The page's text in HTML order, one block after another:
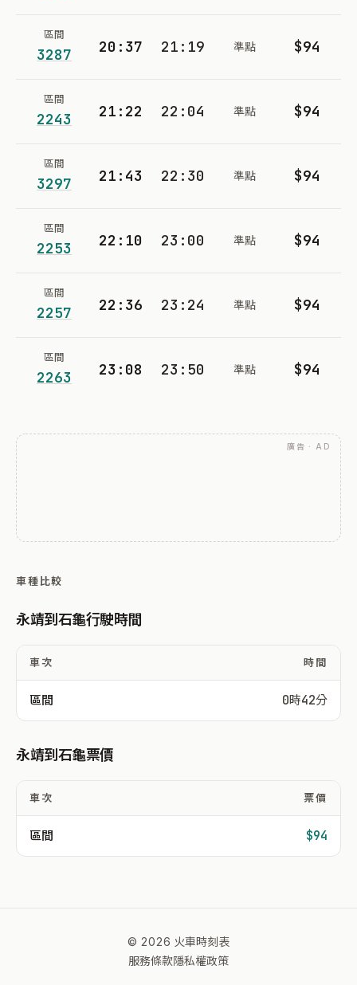
區間
3287 20:37 21:19 準點 $94
區間
2243 21:22 22:04 準點 $94
區間
3297 21:43 22:30 準點 $94
區間
2253 22:10 23:00 準點 $94
區間
2257 22:36 23:24 準點 $94
區間
2263 23:08 23:50 準點 $94
廣告 · AD
車種比較
永靖到石龜行駛時間
車次 時間
區間 0時42分
永靖到石龜票價
車次 票價
區間 $94
© 2026 火車時刻表
服務條款隱私權政策